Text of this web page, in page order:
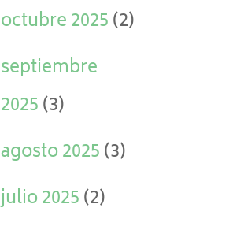
octubre 2025(2)
septiembre
2025(3)
agosto 2025(3)
julio 2025(2)